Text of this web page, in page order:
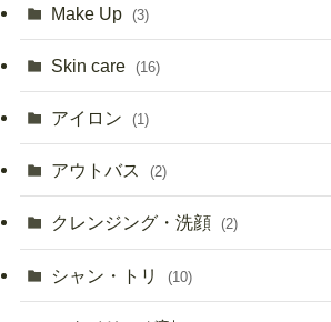
Make Up (3)
Skin care (16)
アイロン (1)
アウトバス (2)
クレンジング・洗顔 (2)
シャン・トリ (10)